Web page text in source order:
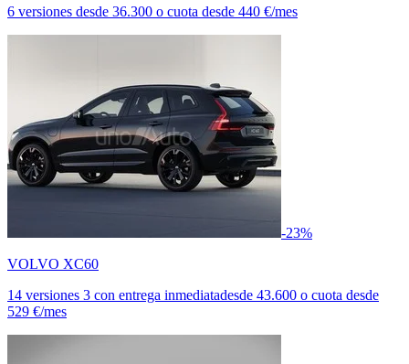
6 versiones desde 36.300 o cuota desde 440 €/mes
-23%
VOLVO XC60
14 versiones 3 con entrega inmediatadesde 43.600 o cuota desde
529 €/mes